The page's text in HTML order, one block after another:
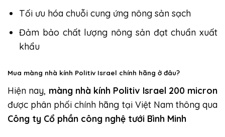
Tối ưu hóa chuỗi cung ứng nông sản sạch
Đảm bảo chất lượng nông sản đạt chuẩn xuất
khẩu
Mua màng nhà kính Politiv Israel chính hãng ở đâu?
Hiện nay, màng nhà kính Politiv Israel 200 micron
được phân phối chính hãng tại Việt Nam thông qua
Công ty Cổ phần công nghệ tưới Bình Minh